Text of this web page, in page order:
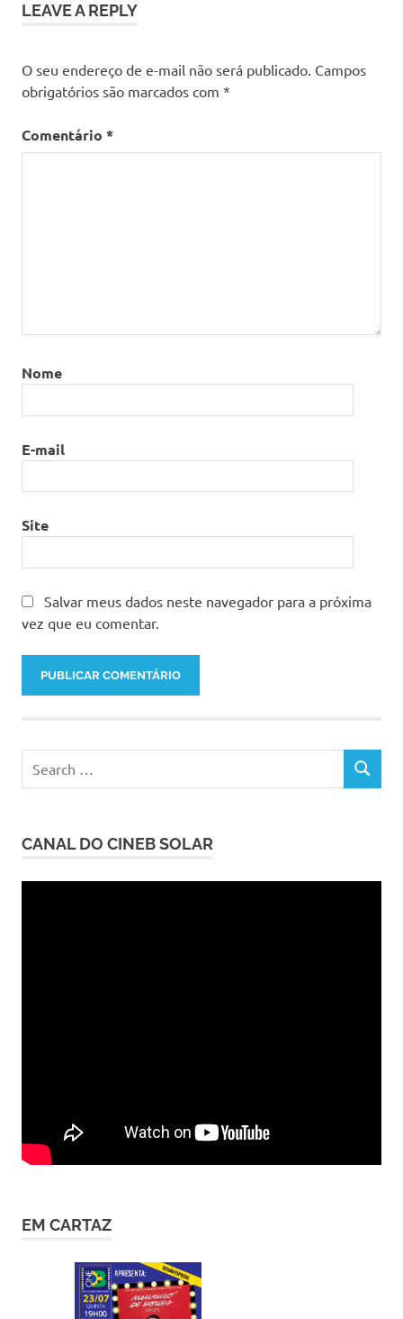
LEAVE A REPLY
O seu endereço de e-mail não será publicado. Campos
obrigatórios são marcados com *
Comentário *
Nome
E-mail
Site
Salvar meus dados neste navegador para a próxima
vez que eu comentar.
SEARCH
CANAL DO CINEB SOLAR
EM CARTAZ